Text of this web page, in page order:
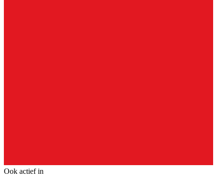
Ook actief in